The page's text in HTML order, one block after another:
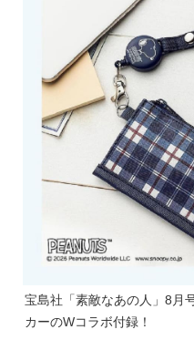
宝島社「素敵なあの人」8月
カーのWコラボ付録！